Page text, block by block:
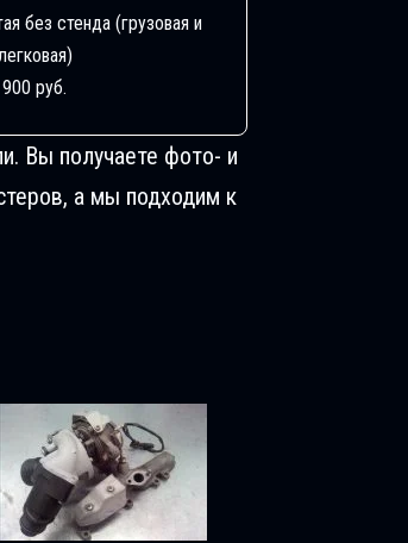
без стенда (грузовая и
900 руб.
Вы получаете фото- и
а мы подходим к